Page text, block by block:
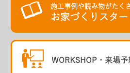
施工事例や読み物がたく
お家づくりスタ
WORKSHOP・ 来場予